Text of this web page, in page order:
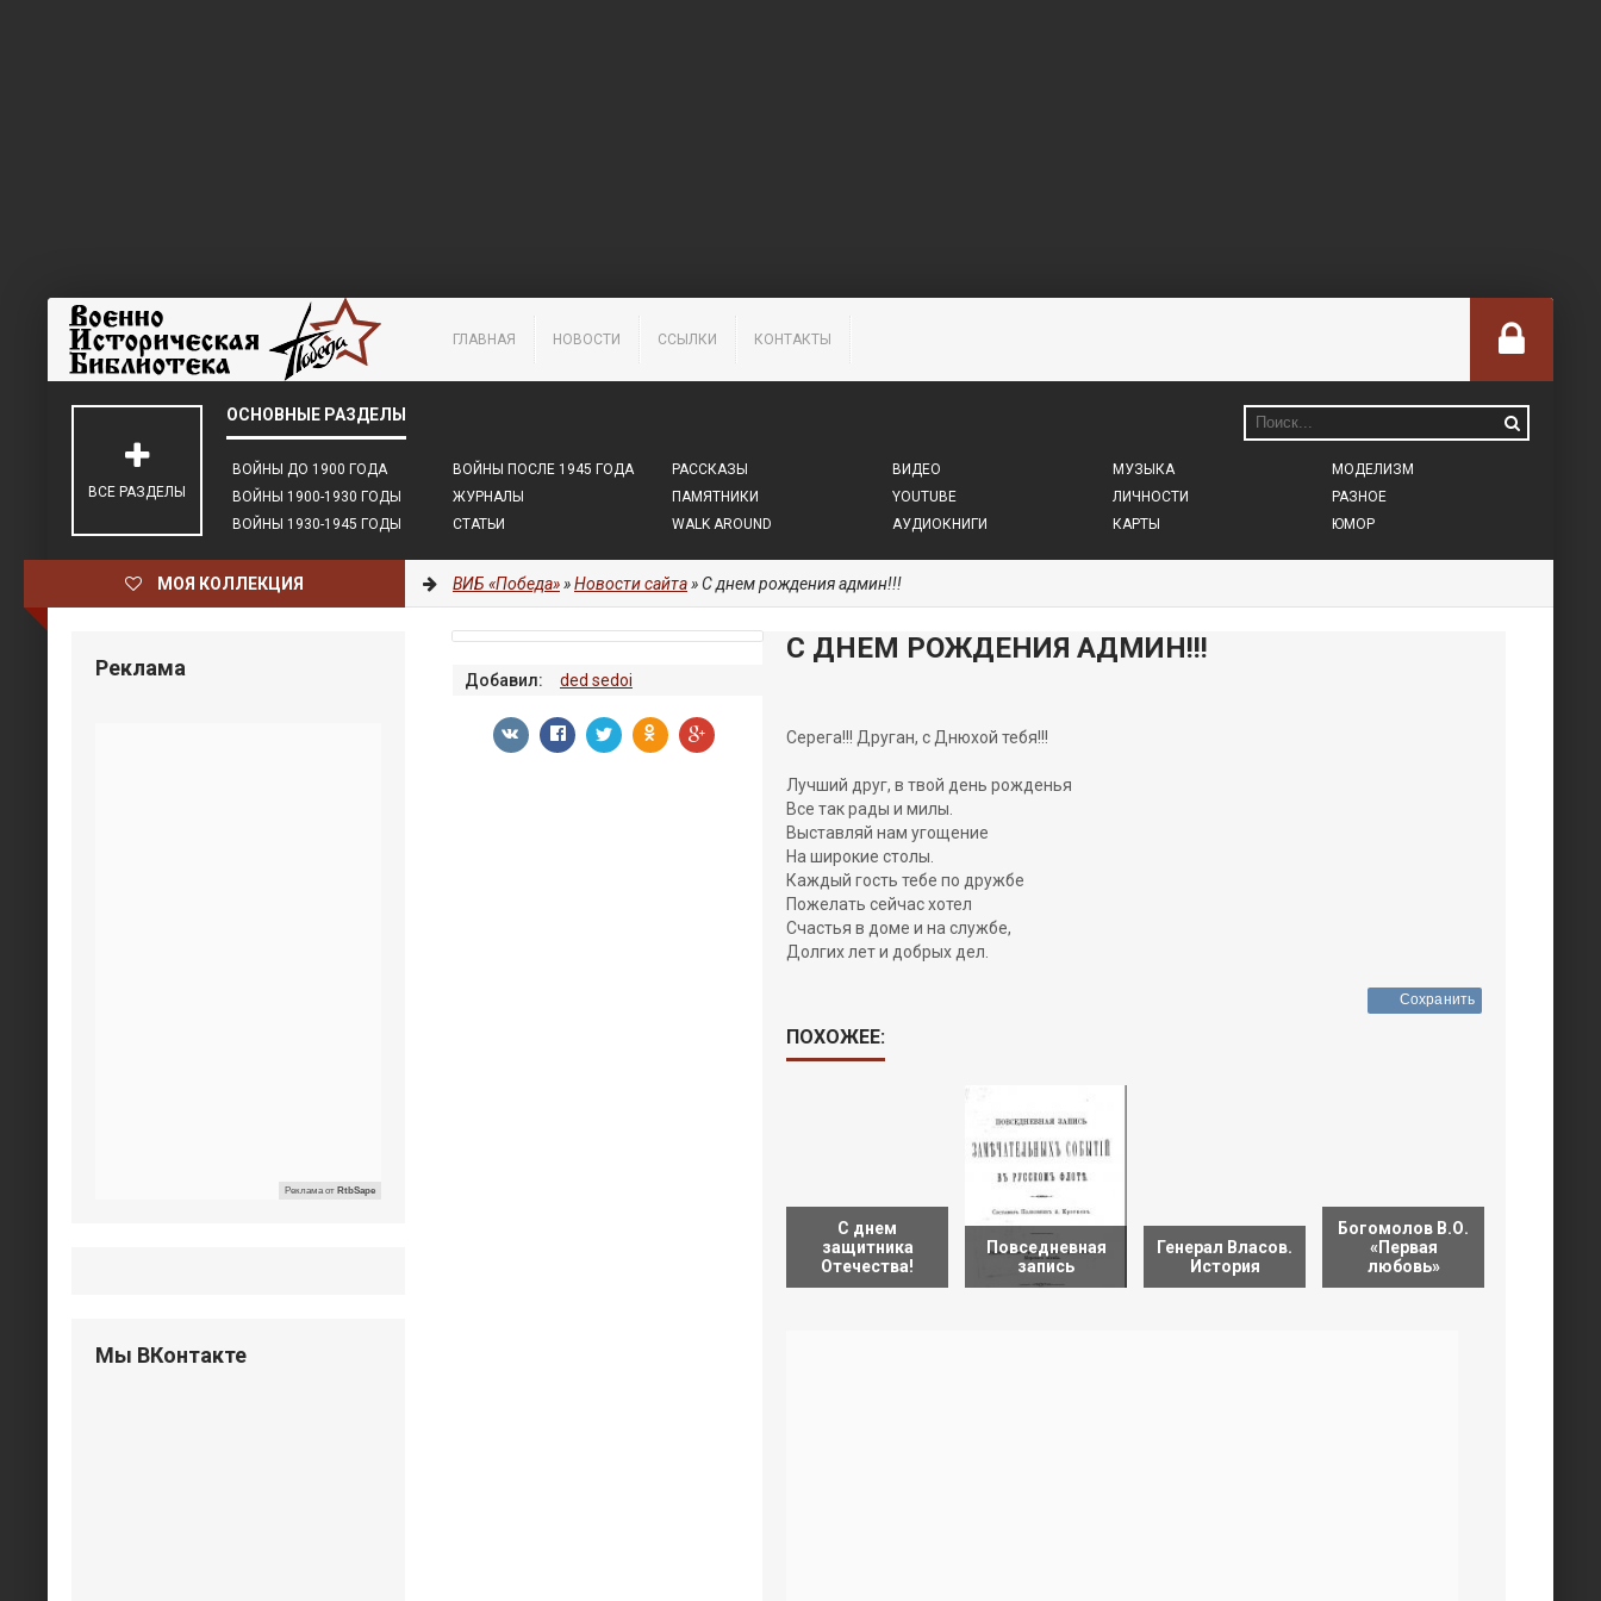
ГЛАВНАЯ НОВОСТИ ССЫЛКИ КОНТАКТЫ
ВОЙНЫ ДО 1900 ГОДА
ВОЙНЫ 1900-1930 ГОДЫ
ВОЙНЫ 1930-1945 ГОДЫ
ВОЙНЫ ПОСЛЕ 1945 ГОДА
ЖУРНАЛЫ
СТАТЬИ
РАССКАЗЫ
ПАМЯТНИКИ
WALK AROUND
ВИДЕО
YOUTUBE
АУДИОКНИГИ
МУЗЫКА
ЛИЧНОСТИ
КАРТЫ
МОДЕЛИЗМ
РАЗНОЕ
ЮМОР
ВСЕ РАЗДЕЛЫ
МОЯ КОЛЛЕКЦИЯ ВИБ «Победа»»Новости сайта» С днем рождения админ!!!
С ДНЕМ РОЖДЕНИЯ АДМИН!!!
Серега!!! Друган, с Днюхой тебя!!!
Лучший друг, в твой день рожденья
Все так рады и милы.
Выставляй нам угощение
На широкие столы.
Каждый гость тебе по дружбе
Пожелать сейчас хотел
Счастья в доме и на службе,
Долгих лет и добрых дел.
Сохранить
Добавил: ded sedoi
ПОХОЖЕЕ:
С днем
защитника
Отечества!
Повседневная
запись
Генерал Власов.
История
Богомолов В.О.
«Первая
любовь»
Реклама
Реклама от RtbSape
Мы ВКонтакте